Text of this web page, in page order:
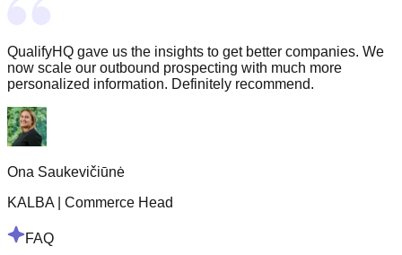
QualifyHQ gave us the insights to get better companies. We
now scale our outbound prospecting with much more
personalized information. Definitely recommend.
Ona Saukevičiūnė
KALBA
Commerce Head
FAQ